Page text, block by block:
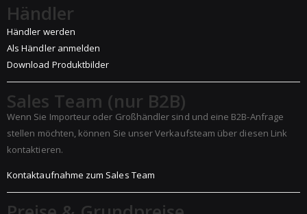
Händler
Händler werden
Als Händler anmelden
Download Produktbilder
Sales Team (nur B2B)
Wenn Sie Importeur oder Großhändler sind und eine B2B-Anfrage
stellen möchten, können Sie unser Verkaufsteam über diesen Link
kontaktieren.
Kontaktaufnahme zum Sales Team